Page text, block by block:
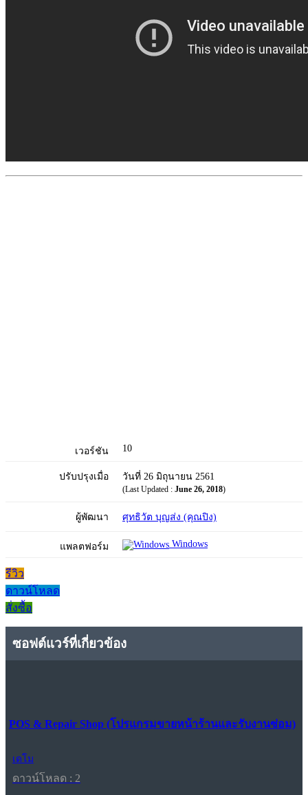
เวอร์ชัน 10
ปรับปรุงเมื่อ วันที่ 26 มิถุนายน 2561
(Last Updated : June 26, 2018)
ผู้พัฒนา ศุทธิวัต บุญส่ง (คุณปิง)
แพลตฟอร์ม Windows
รีวิว
ดาวน์โหลด
สั่งซื้อ
ซอฟต์แวร์ที่เกี่ยวข้อง
POS & Repair Shop (โปรแกรมขายหน้าร้านและรับงานซ่อม)
เดโม
ดาวน์โหลด : 2